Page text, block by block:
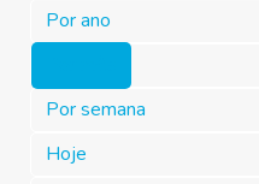
Por ano
Por semana
Hoje